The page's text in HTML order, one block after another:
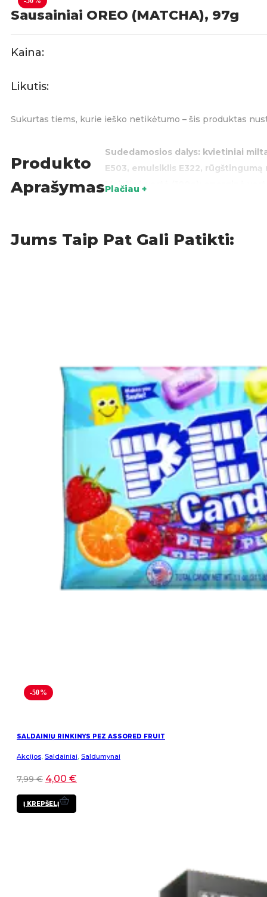
Sausainiai OREO (MATCHA), 97g
Kaina:
Likutis:
Sukurtas tiems, kurie ieško netikėtumo – šis produktas
Produkto
Aprašymas
Sudedamosios dalys: kvietiniai
E503, emulsiklis E322,
Maistinė vertė (100g)
KATEGORIJOS: Saldumynai,Sausainiai
Plačiau +
Jums Taip Pat Gali Patikti:
-50%
SALDAINIŲ RINKINYS PEZ ASSORED FRUIT
Akcijos, Saldainiai, Saldumynai
7,99€ 4,00 €
Į KREPŠELĮ